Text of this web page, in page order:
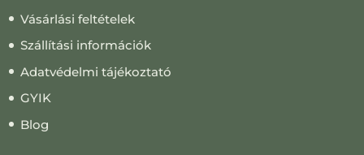
Vásárlási feltételek
Szállítási információk
Adatvédelmi tájékoztató
GYIK
Blog